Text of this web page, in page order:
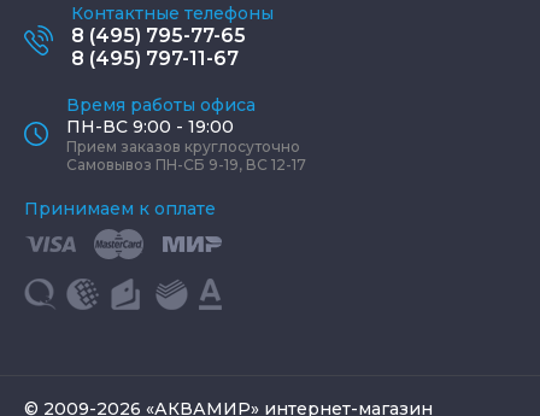
Контактные телефоны
8 (495) 795-77-65
8 (495) 797-11-67
Время работы офиса
ПН-ВС 9:00 - 19:00
Прием заказов круглосуточно
Самовывоз ПН-СБ 9-19, ВС 12-17
Принимаем к оплате
© 2009-2026 «АКВАМИР» интернет-магазин